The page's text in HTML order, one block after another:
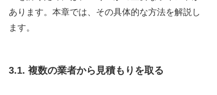
あります。本章では、その具体的な方法を解説し
ます。
3.1. 複数の業者から見積もりを取る